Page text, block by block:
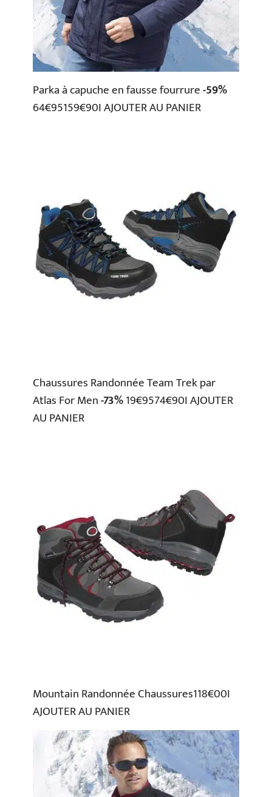
Parka à capuche en fausse fourrure-59%
64€95159€90I AJOUTER AU PANIER
Chaussures Randonnée Team Trek par
Atlas For Men-73%19€9574€90I AJOUTER
AU PANIER
Mountain Randonnée Chaussures118€00I
AJOUTER AU PANIER